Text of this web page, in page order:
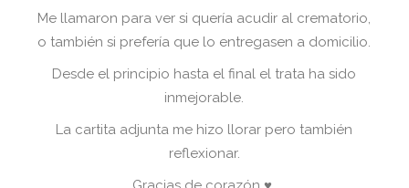
Me llamaron para ver si quería acudir al crematorio,
o también si prefería que lo entregasen a domicilio.
Desde el principio hasta el final el trata ha sido
inmejorable.
La cartita adjunta me hizo llorar pero también
reflexionar.